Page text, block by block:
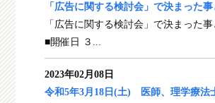
「広告に関する検討会」で決まった
「広告に関する検討会」で決まった
■開催日 ３...
2023年02月08日
令和5年3月18日(土) 医師、理学療法